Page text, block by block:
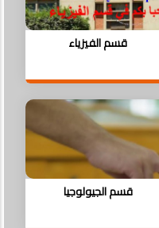
قسم الفيزياء
قسم الجيولوجيا